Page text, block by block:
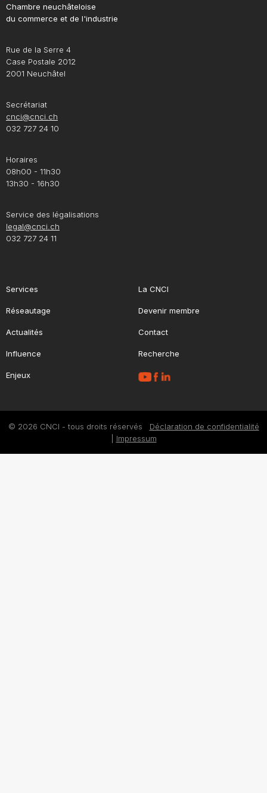
Chambre neuchâteloise
du commerce et de l'industrie
Rue de la Serre 4
Case Postale 2012
2001 Neuchâtel
Secrétariat
cnci@cnci.ch
032 727 24 10
Horaires
08h00 - 11h30
13h30 - 16h30
Service des légalisations
legal@cnci.ch
032 727 24 11
Services
Réseautage
Actualités
Influence
Enjeux
La CNCI
Devenir membre
Contact
Recherche
© 2026 CNCI - tous droits réservés Déclaration de confidentialité
Impressum